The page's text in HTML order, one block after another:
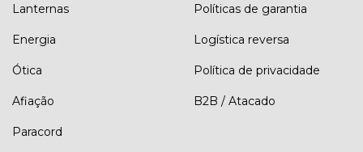
Lanternas
Energia
Ótica
Afiação
Paracord
Políticas de garantia
Logística reversa
Política de privacidade
B2B / Atacado